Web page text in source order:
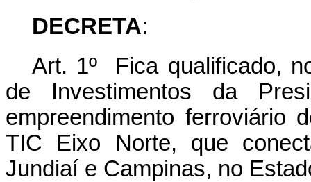
DECRETA:
Art. 1º Fica qualificado,
de Investimentos da
empreendimento ferroviário
TIC Eixo Norte, que
Jundiaí e Campinas, no